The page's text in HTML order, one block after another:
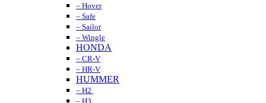
– Hover
– Safe
– Sailor
– Wingle
HONDA
– CR-V
– HR-V
HUMMER
– H2
– H3